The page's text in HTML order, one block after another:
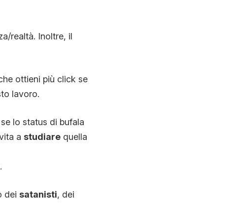
realtà. Inoltre, il
ottieni più click se
lavoro.
lo status di bufala
a studiarequella
dei satanisti, dei